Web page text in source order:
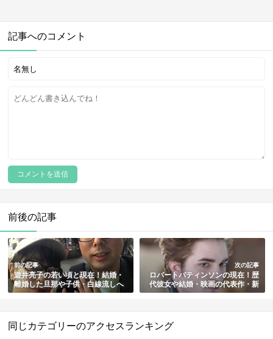
記事へのコメント
前後の記事
前の記事
遊井亮子の若い頃と現在！結婚・
離婚した旦那や子供・白線流しへ
の出演も総まとめ【画像多数】
次の記事
ロバートパティンソンの現在！歴
代彼女や結婚・映画の代表作・新
作バットマン主役など最新情報も
同じカテゴリーのアクセスランキング